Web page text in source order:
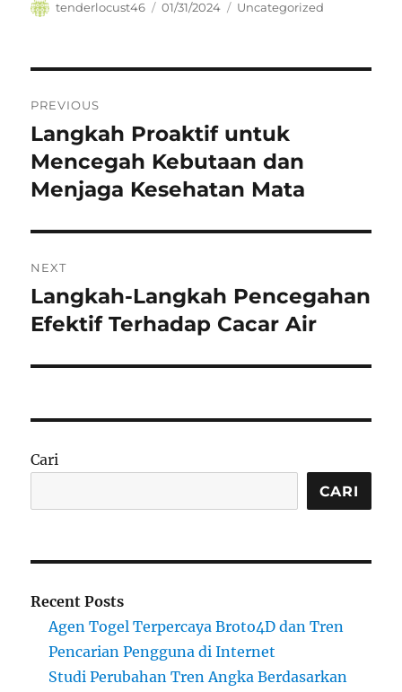
Author
tenderlocust46
Posted
01/31/2024 Categories
Uncategorized
pos
PREVIOUS
Previous
post:
Langkah Proaktif untuk
Mencegah Kebutaan dan
Menjaga Kesehatan Mata
NEXT
Next
post:
Langkah-Langkah Pencegahan
Efektif Terhadap Cacar Air
Cari
CARI
Recent Posts
Agen Togel Terpercaya Broto4D dan Tren
Pencarian Pengguna di Internet
Studi Perubahan Tren Angka Berdasarkan